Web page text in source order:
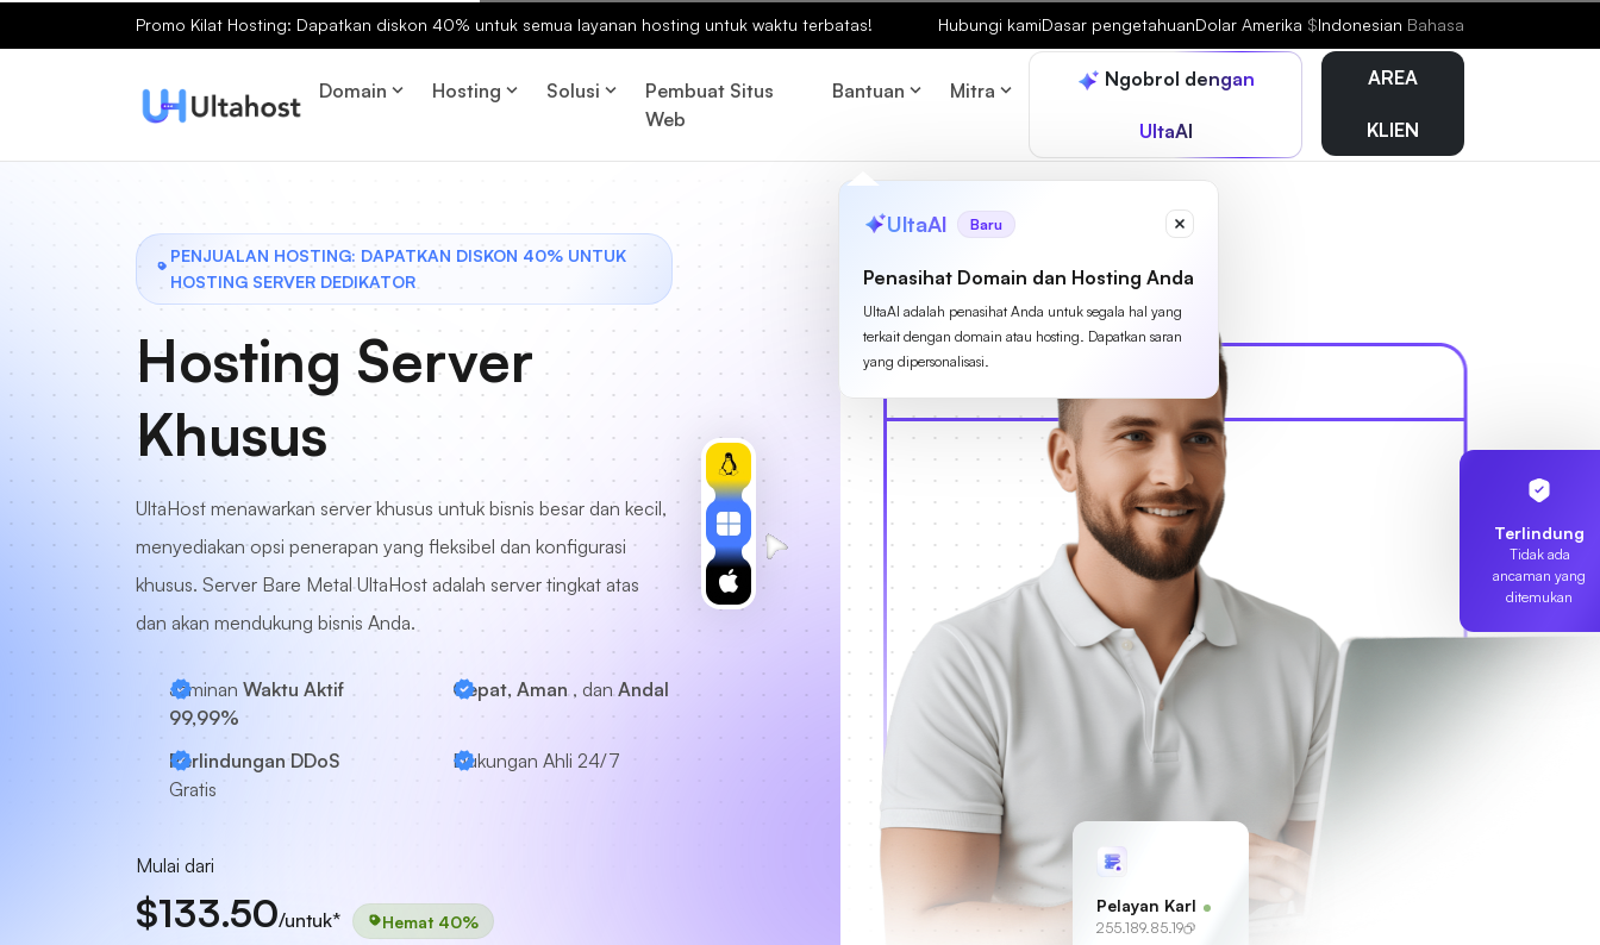
Promo Kilat Hosting: Dapatkan diskon 40% untuk semua layanan hosting untuk waktu terbatas! Hubungi kamiDasar pengetahuanDolar Amerika $Indonesian Bahasa
Domain Hosting Solusi
Pembuat Situs
Web
Bantuan Mitra Ngobrol dengan
UltaAI
UltaAI Baru
Penasihat Domain dan Hosting Anda
UltaAI adalah penasihat Anda untuk segala hal yang
terkait dengan domain atau hosting. Dapatkan saran
yang dipersonalisasi.
AREA
KLIEN
PENJUALAN HOSTING: DAPATKAN DISKON 40% UNTUK
HOSTING SERVER DEDIKATOR
Hosting Server
Khusus
UltaHost menawarkan server khusus untuk bisnis besar dan kecil,
menyediakan opsi penerapan yang fleksibel dan konfigurasi
khusus. Server Bare Metal UltaHost adalah server tingkat atas
dan akan mendukung bisnis Anda.
Jaminan Waktu Aktif
99,99%
Cepat, Aman, danAndal
Perlindungan DDoS
Gratis
Dukungan Ahli 24/7
Mulai dari
$133.50/untuk* Hemat 40%
Terlindung
Tidak ada
ancaman yang
ditemukan
Pelayan Karl
255.189.85.19